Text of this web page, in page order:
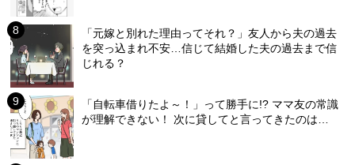
「元嫁と別れた理由ってそれ？」友人から夫の過去
を突っ込まれ不安…信じて結婚した夫の過去まで信
じれる？
「自転車借りたよ～！」って勝手に!? ママ友の常識
が理解できない！ 次に貸してと言ってきたのは…